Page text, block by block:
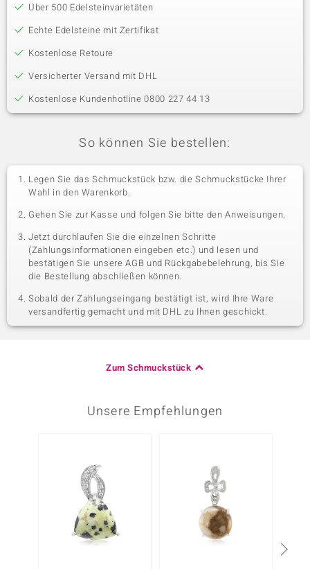
Über 500 Edelsteinvarietäten
Echte Edelsteine mit Zertifikat
Kostenlose Retoure
Versicherter Versand mit DHL
Kostenlose Kundenhotline 0800 227 44 13
So können Sie bestellen:
Legen Sie das Schmuckstück bzw. die Schmuckstücke Ihrer
Wahl in den Warenkorb.
Gehen Sie zur Kasse und folgen Sie bitte den Anweisungen.
Jetzt durchlaufen Sie die einzelnen Schritte
(Zahlungsinformationen eingeben etc.) und lesen und
bestätigen Sie unsere AGB und Rückgabebelehrung, bis Sie
die Bestellung abschließen können.
Sobald der Zahlungseingang bestätigt ist, wird Ihre Ware
versandfertig gemacht und mit DHL zu Ihnen geschickt.
Zum Schmuckstück
Unsere Empfehlungen